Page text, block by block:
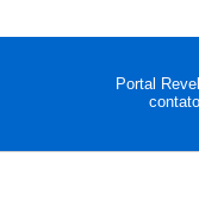
Portal